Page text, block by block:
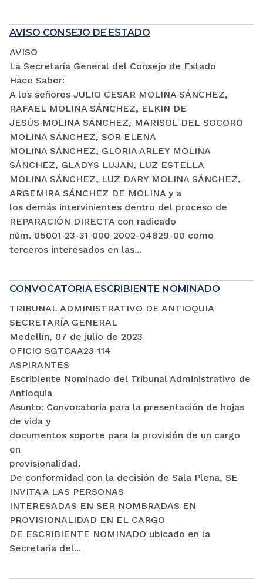
AVISO CONSEJO DE ESTADO
AVISO
La Secretaría General del Consejo de Estado
Hace Saber:
A los señores JULIO CESAR MOLINA SÁNCHEZ,
RAFAEL MOLINA SÁNCHEZ, ELKIN DE
JESÚS MOLINA SÁNCHEZ, MARISOL DEL SOCORO
MOLINA SÁNCHEZ, SOR ELENA
MOLINA SÁNCHEZ, GLORIA ARLEY MOLINA
SÁNCHEZ, GLADYS LUJAN, LUZ ESTELLA
MOLINA SÁNCHEZ, LUZ DARY MOLINA SÁNCHEZ,
ARGEMIRA SÁNCHEZ DE MOLINA y a
los demás intervinientes dentro del proceso de
REPARACIÓN DIRECTA con radicado
núm. 05001-23-31-000-2002-04829-00 como
terceros interesados en las...
CONVOCATORIA ESCRIBIENTE NOMINADO
TRIBUNAL ADMINISTRATIVO DE ANTIOQUIA
SECRETARÍA GENERAL
Medellín, 07 de julio de 2023
OFICIO SGTCAA23-114
ASPIRANTES
Escribiente Nominado del Tribunal Administrativo de
Antioquia
Asunto: Convocatoria para la presentación de hojas
de vida y
documentos soporte para la provisión de un cargo
en
provisionalidad.
De conformidad con la decisión de Sala Plena, SE
INVITA A LAS PERSONAS
INTERESADAS EN SER NOMBRADAS EN
PROVISIONALIDAD EN EL CARGO
DE ESCRIBIENTE NOMINADO ubicado en la
Secretaría del...